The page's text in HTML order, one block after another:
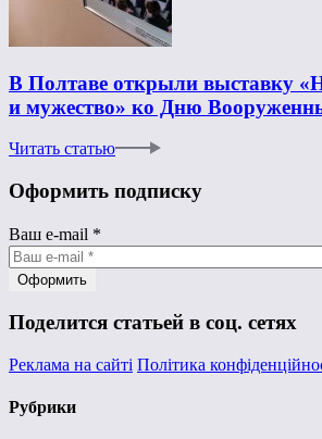
В Полтаве открыли выставку
и мужество» ко Дню
Читать статью
Оформить подписку
Ваш e-mail *
Поделится статьей в соц. сетях
Реклама на сайті Політика
Рубрики